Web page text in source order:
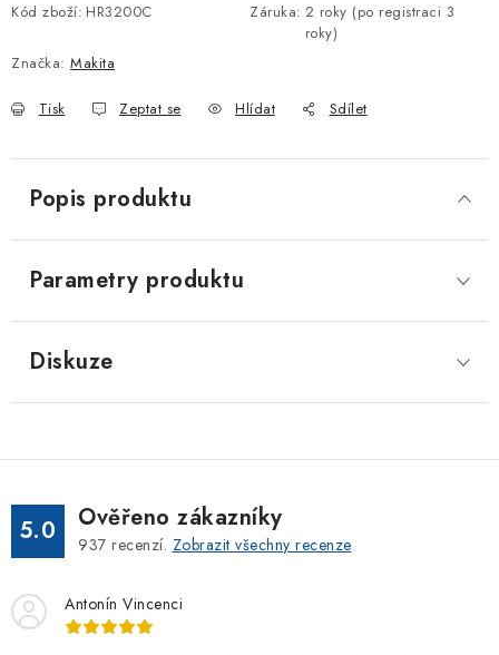
Kód zboží: HR3200C Záruka: 2 roky (po registraci 3
roky)
Značka: Makita
Tisk Zeptat se Hlídat Sdílet
Popis produktu
Parametry produktu
Diskuze
5.0 Ověřeno zákazníky
937 recenzí. Zobrazit všechny recenze
Antonín Vincenci